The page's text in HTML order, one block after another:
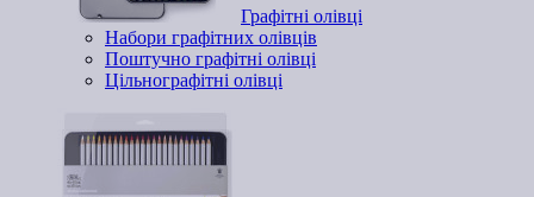
Графітні олівці
Набори графітних олівців
Поштучно графітні олівці
Цільнографітні олівці